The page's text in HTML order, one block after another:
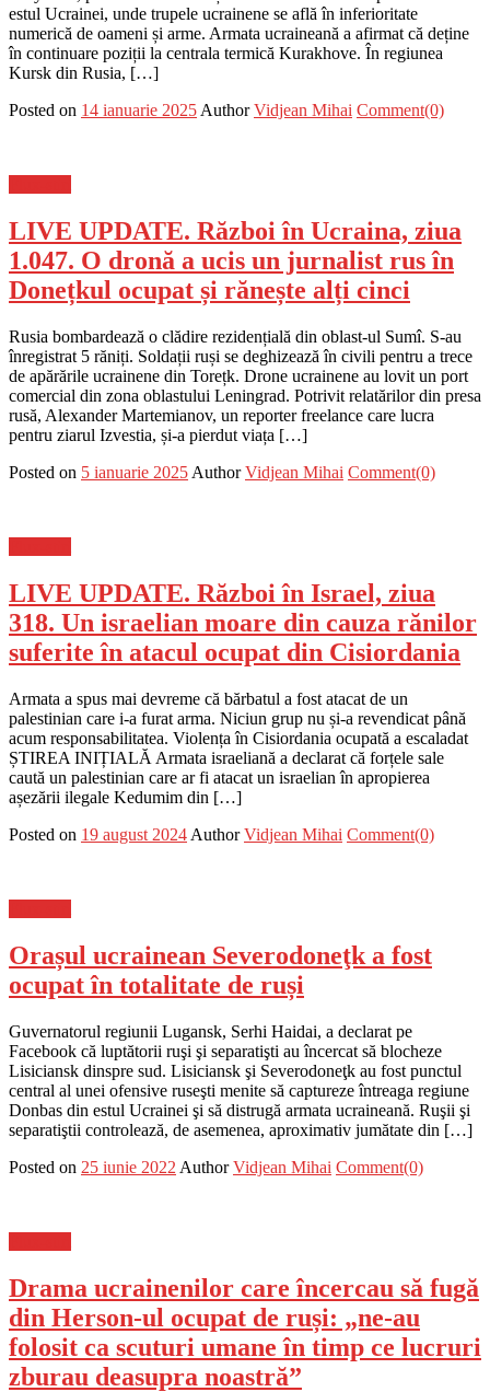
estul Ucrainei, unde trupele ucrainene se află în inferioritate
numerică de oameni și arme. Armata ucraineană a afirmat că deține
în continuare poziții la centrala termică Kurakhove. În regiunea
Kursk din Rusia, […]
Posted on 14 ianuarie 2025 Author Vidjean Mihai Comment(0)
LIVE UPDATE. Război în Ucraina, ziua
1.047. O dronă a ucis un jurnalist rus în
Donețkul ocupat și rănește alți cinci
Rusia bombardează o clădire rezidențială din oblast-ul Sumî. S-au
înregistrat 5 răniți. Soldații ruși se deghizează în civili pentru a trece
de apărările ucrainene din Torețk. Drone ucrainene au lovit un port
comercial din zona oblastului Leningrad. Potrivit relatărilor din presa
rusă, Alexander Martemianov, un reporter freelance care lucra
pentru ziarul Izvestia, și-a pierdut viața […]
Posted on 5 ianuarie 2025 Author Vidjean Mihai Comment(0)
LIVE UPDATE. Război în Israel, ziua
318. Un israelian moare din cauza rănilor
suferite în atacul ocupat din Cisiordania
Armata a spus mai devreme că bărbatul a fost atacat de un
palestinian care i-a furat arma. Niciun grup nu și-a revendicat până
acum responsabilitatea. Violența în Cisiordania ocupată a escaladat
ȘTIREA INIȚIALĂ Armata israeliană a declarat că forțele sale
caută un palestinian care ar fi atacat un israelian în apropierea
așezării ilegale Kedumim din […]
Posted on 19 august 2024 Author Vidjean Mihai Comment(0)
Orașul ucrainean Severodoneţk a fost
ocupat în totalitate de ruși
Guvernatorul regiunii Lugansk, Serhi Haidai, a declarat pe
Facebook că luptătorii ruşi şi separatişti au încercat să blocheze
Lisiciansk dinspre sud. Lisiciansk şi Severodoneţk au fost punctul
central al unei ofensive ruseşti menite să captureze întreaga regiune
Donbas din estul Ucrainei şi să distrugă armata ucraineană. Ruşii şi
separatiştii controlează, de asemenea, aproximativ jumătate din […]
Posted on 25 iunie 2022 Author Vidjean Mihai Comment(0)
Drama ucrainenilor care încercau să fugă
din Herson-ul ocupat de ruși: „ne-au
folosit ca scuturi umane în timp ce lucruri
zburau deasupra noastră”